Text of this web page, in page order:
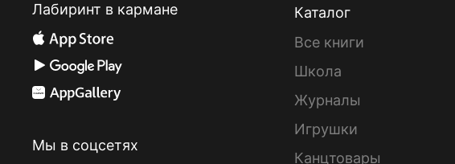
Лабиринт в кармане
Мы в соцсетях
Каталог
Все книги
Школа
Журналы
Игрушки
Канцтовары